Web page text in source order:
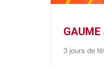
3 jours de